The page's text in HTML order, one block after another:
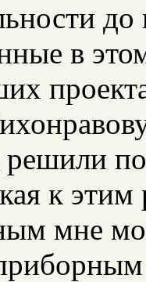
в
к этим
мне